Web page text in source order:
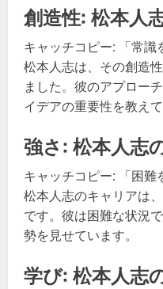
創造性: 松本人
キャッチコピー: 「常識
松本人志は、その創造
ました。彼のアプロー
イデアの重要性を教えて
強さ: 松本人志
キャッチコピー: 「困難
松本人志のキャリアは
です。彼は困難な状況
勢を見せています。
学び: 松本人志